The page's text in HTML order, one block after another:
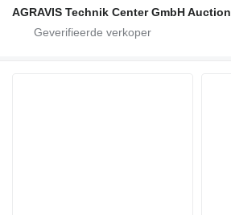
AGRAVIS Technik Center GmbH Auction